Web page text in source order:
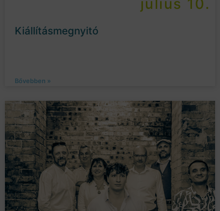
július 10.
Kiállításmegnyitó
Bővebben »